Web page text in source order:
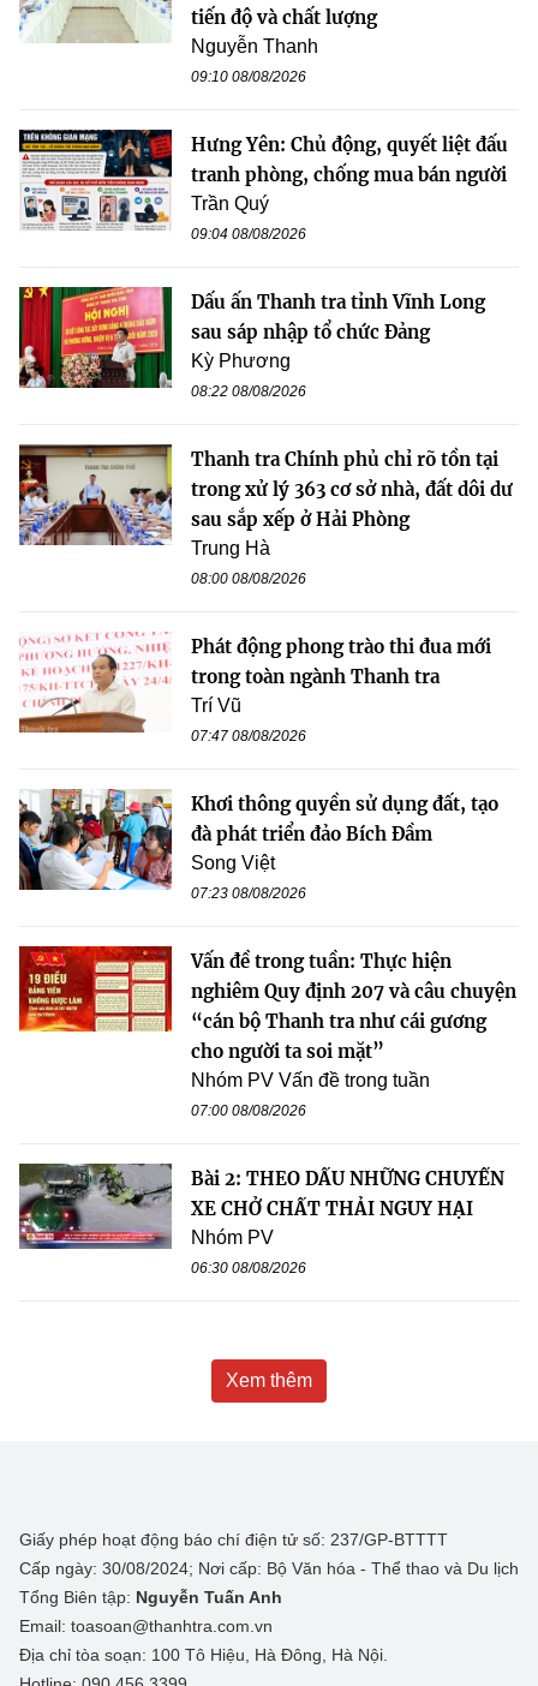
tiến độ và chất lượng
Nguyễn Thanh
09:10 08/08/2026
Hưng Yên: Chủ động, quyết liệt đấu
tranh phòng, chống mua bán người
Trần Quý
09:04 08/08/2026
Dấu ấn Thanh tra tỉnh Vĩnh Long
sau sáp nhập tổ chức Đảng
Kỳ Phương
08:22 08/08/2026
Thanh tra Chính phủ chỉ rõ tồn tại
trong xử lý 363 cơ sở nhà, đất dôi dư
sau sắp xếp ở Hải Phòng
Trung Hà
08:00 08/08/2026
Phát động phong trào thi đua mới
trong toàn ngành Thanh tra
Trí Vũ
07:47 08/08/2026
Khơi thông quyền sử dụng đất, tạo
đà phát triển đảo Bích Đầm
Song Việt
07:23 08/08/2026
Vấn đề trong tuần: Thực hiện
nghiêm Quy định 207 và câu chuyện
“cán bộ Thanh tra như cái gương
cho người ta soi mặt”
Nhóm PV Vấn đề trong tuần
07:00 08/08/2026
Bài 2: THEO DẤU NHỮNG CHUYẾN
XE CHỞ CHẤT THẢI NGUY HẠI
Nhóm PV
06:30 08/08/2026
Xem thêm
Giấy phép hoạt động báo chí điện tử số: 237/GP-BTTTT
Cấp ngày: 30/08/2024; Nơi cấp: Bộ Văn hóa - Thể thao và Du lịch
Tổng Biên tập: Nguyễn Tuấn Anh
Email: toasoan@thanhtra.com.vn
Địa chỉ tòa soạn: 100 Tô Hiệu, Hà Đông, Hà Nội.